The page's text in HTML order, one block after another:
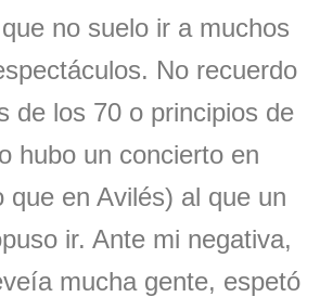
no suelo ir a muchos
No recuerdo
de los 70 o principios de
hubo un concierto en
que en Avilés) al que un
ir. Ante mi negativa,
mucha gente, espetó